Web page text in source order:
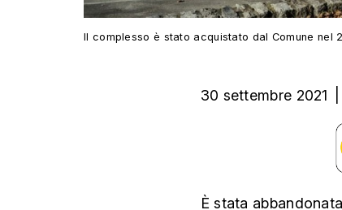
Il complesso è stato acquistato dal Comune nel
30 settembre 2021
È stata